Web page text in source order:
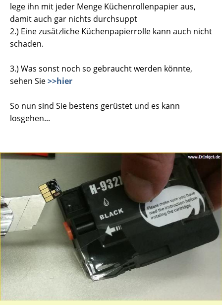
lege ihn mit jeder Menge Küchenrollenpapier aus,
damit auch gar nichts durchsuppt
2.) Eine zusätzliche Küchenpapierrolle kann auch nicht
schaden.
3.) Was sonst noch so gebraucht werden könnte,
sehen Sie>>hier
So nun sind Sie bestens gerüstet und es kann
losgehen...